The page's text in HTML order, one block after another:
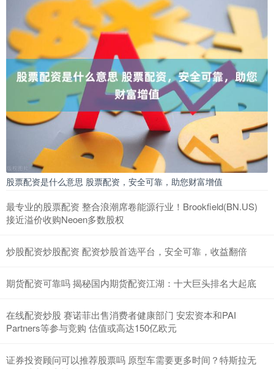
股票配资是什么意思 股票配资，安全可靠，助您财富增值
最专业的股票配资 整合浪潮席卷能源行业！Brookfield(BN.US)
接近溢价收购Neoen多数股权
炒股配资炒股配资 配资炒股首选平台，安全可靠，收益翻倍
期货配资可靠吗 揭秘国内期货配资江湖：十大巨头排名大起底
在线配资炒股 赛诺菲出售消费者健康部门 安宏资本和PAI
Partners等参与竞购 估值或高达150亿欧元
证券投资顾问可以推荐股票吗 原型车需要更多时间？特斯拉无